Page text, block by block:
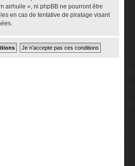
airhuile », ni phpBB ne pourront être
en cas de tentative de piratage visant